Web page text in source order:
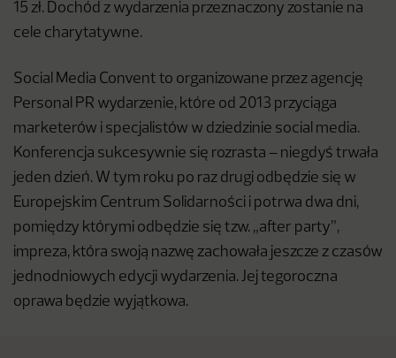
15 zł. Dochód z wydarzenia przeznaczony zostanie na
cele charytatywne.
Social Media Convent to organizowane przez agencję
Personal PR wydarzenie, które od 2013 przyciąga
marketerów i specjalistów w dziedzinie social media.
Konferencja sukcesywnie się rozrasta – niegdyś trwała
jeden dzień. W tym roku po raz drugi odbędzie się w
Europejskim Centrum Solidarności i potrwa dwa dni,
pomiędzy którymi odbędzie się tzw. „after party”,
impreza, która swoją nazwę zachowała jeszcze z czasów
jednodniowych edycji wydarzenia. Jej tegoroczna
oprawa będzie wyjątkowa.